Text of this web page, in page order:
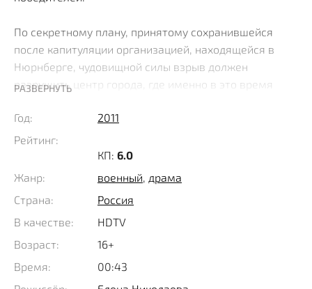
По секретному плану, принятому сохранившейся
после капитуляции организацией, находящейся в
Нюрнберге, чудовищной силы взрыв должен
разрушить центр города, где именно в это время
значимыми лидерами гитлеровцев, запятнавших
себя преступлениями против человечности. Кое-
какие детали предстоящей масштабной диверсии
контрразведки и в Германию отправляется бывший
ученый и боевой офицер ГРУ, Денис Ребров, не
успевший защитить докторскую диссертацию,
предпочтя уйти на фронт.
Теперь он должен выйти на след фашистов и успеть
РАЗВЕРНУТЬ
Год:
2011
Рейтинг:
КП: 6.0
Жанр:
военный драма
Страна:
Россия
В качестве:
HDTV
Возраст:
16+
Время:
00:43